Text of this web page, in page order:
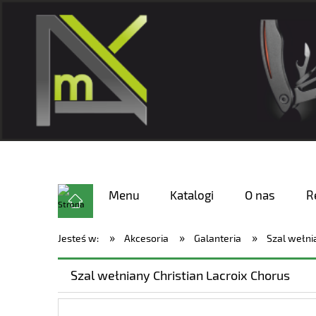
Menu Katalogi O nas
Jesteś w: » Akcesoria » Galanteria » Szal
Szal wełniany Christian Lacroix Chorus